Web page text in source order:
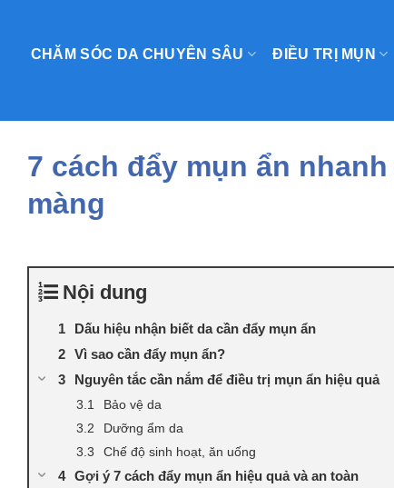
contentCHĂM SÓC DA CHUYÊN SÂU ĐIỀU TRỊ MỤN
7 cách đẩy mụn ẩn
màng
Nội dung
Dấu hiệu nhận biết da cần đẩy mụn ẩn
Vì sao cần đẩy mụn ẩn?
Nguyên tắc cần nắm để điều trị mụn ẩn hiệu quả
Bảo vệ da
Dưỡng ẩm da
Chế độ sinh hoạt, ăn uống
Gợi ý 7 cách đẩy mụn ẩn hiệu quả và an toàn